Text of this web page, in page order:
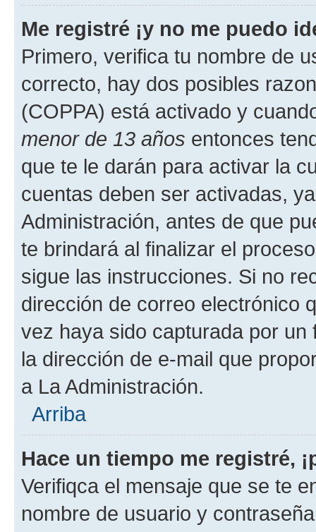
Me registré ¡y no me puedo
Primero, verifica tu nombre de
correcto, hay dos posibles
(COPPA) está activado y
menor de 13 años entonces
que te le darán para activar la
cuentas deben ser activadas,
Administración, antes de que
te brindará al finalizar el
sigue las instrucciones. Si no
dirección de correo electrónico
vez haya sido capturada por
la dirección de e-mail que
a La Administración.
Arriba
Hace un tiempo me registré,
Verifiqca el mensaje que se te
nombre de usuario y